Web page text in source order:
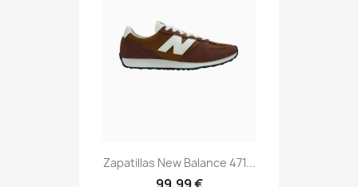
Zapatillas New Balance 471...